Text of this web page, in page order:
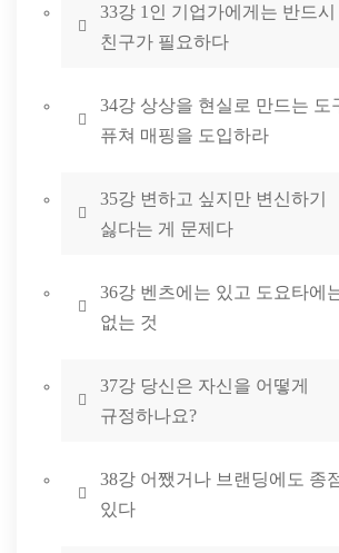
33강 1인 기업가에게는 반드시
친구가 필요하다
34강 상상을 현실로 만드는 도
퓨쳐 매핑을 도입하라
35강 변하고 싶지만 변신하기
싫다는 게 문제다
36강 벤츠에는 있고 도요타에
없는 것
37강 당신은 자신을 어떻게
규정하나요?
38강 어쨌거나 브랜딩에도 종
있다